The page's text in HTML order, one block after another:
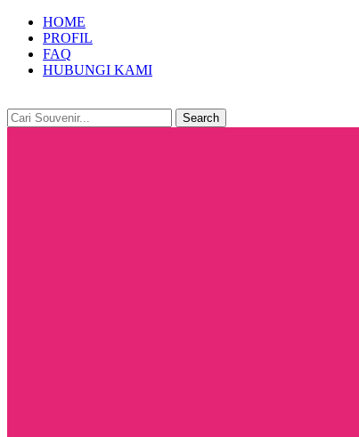
HOME
PROFIL
FAQ
HUBUNGI KAMI